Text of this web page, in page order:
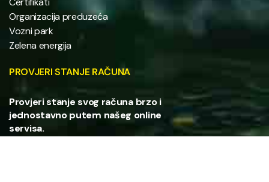
Organizacija preduzeća
Vozni park
Zelena energija
PROVJERI STANJE RAČUNA
Provjeri stanje svog računa brzo i
jednostavno putem našeg online
servisa.